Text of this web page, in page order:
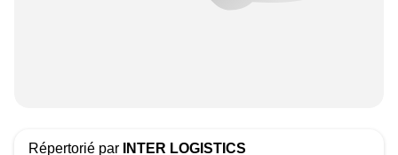
Répertorié par INTER LOGISTICS